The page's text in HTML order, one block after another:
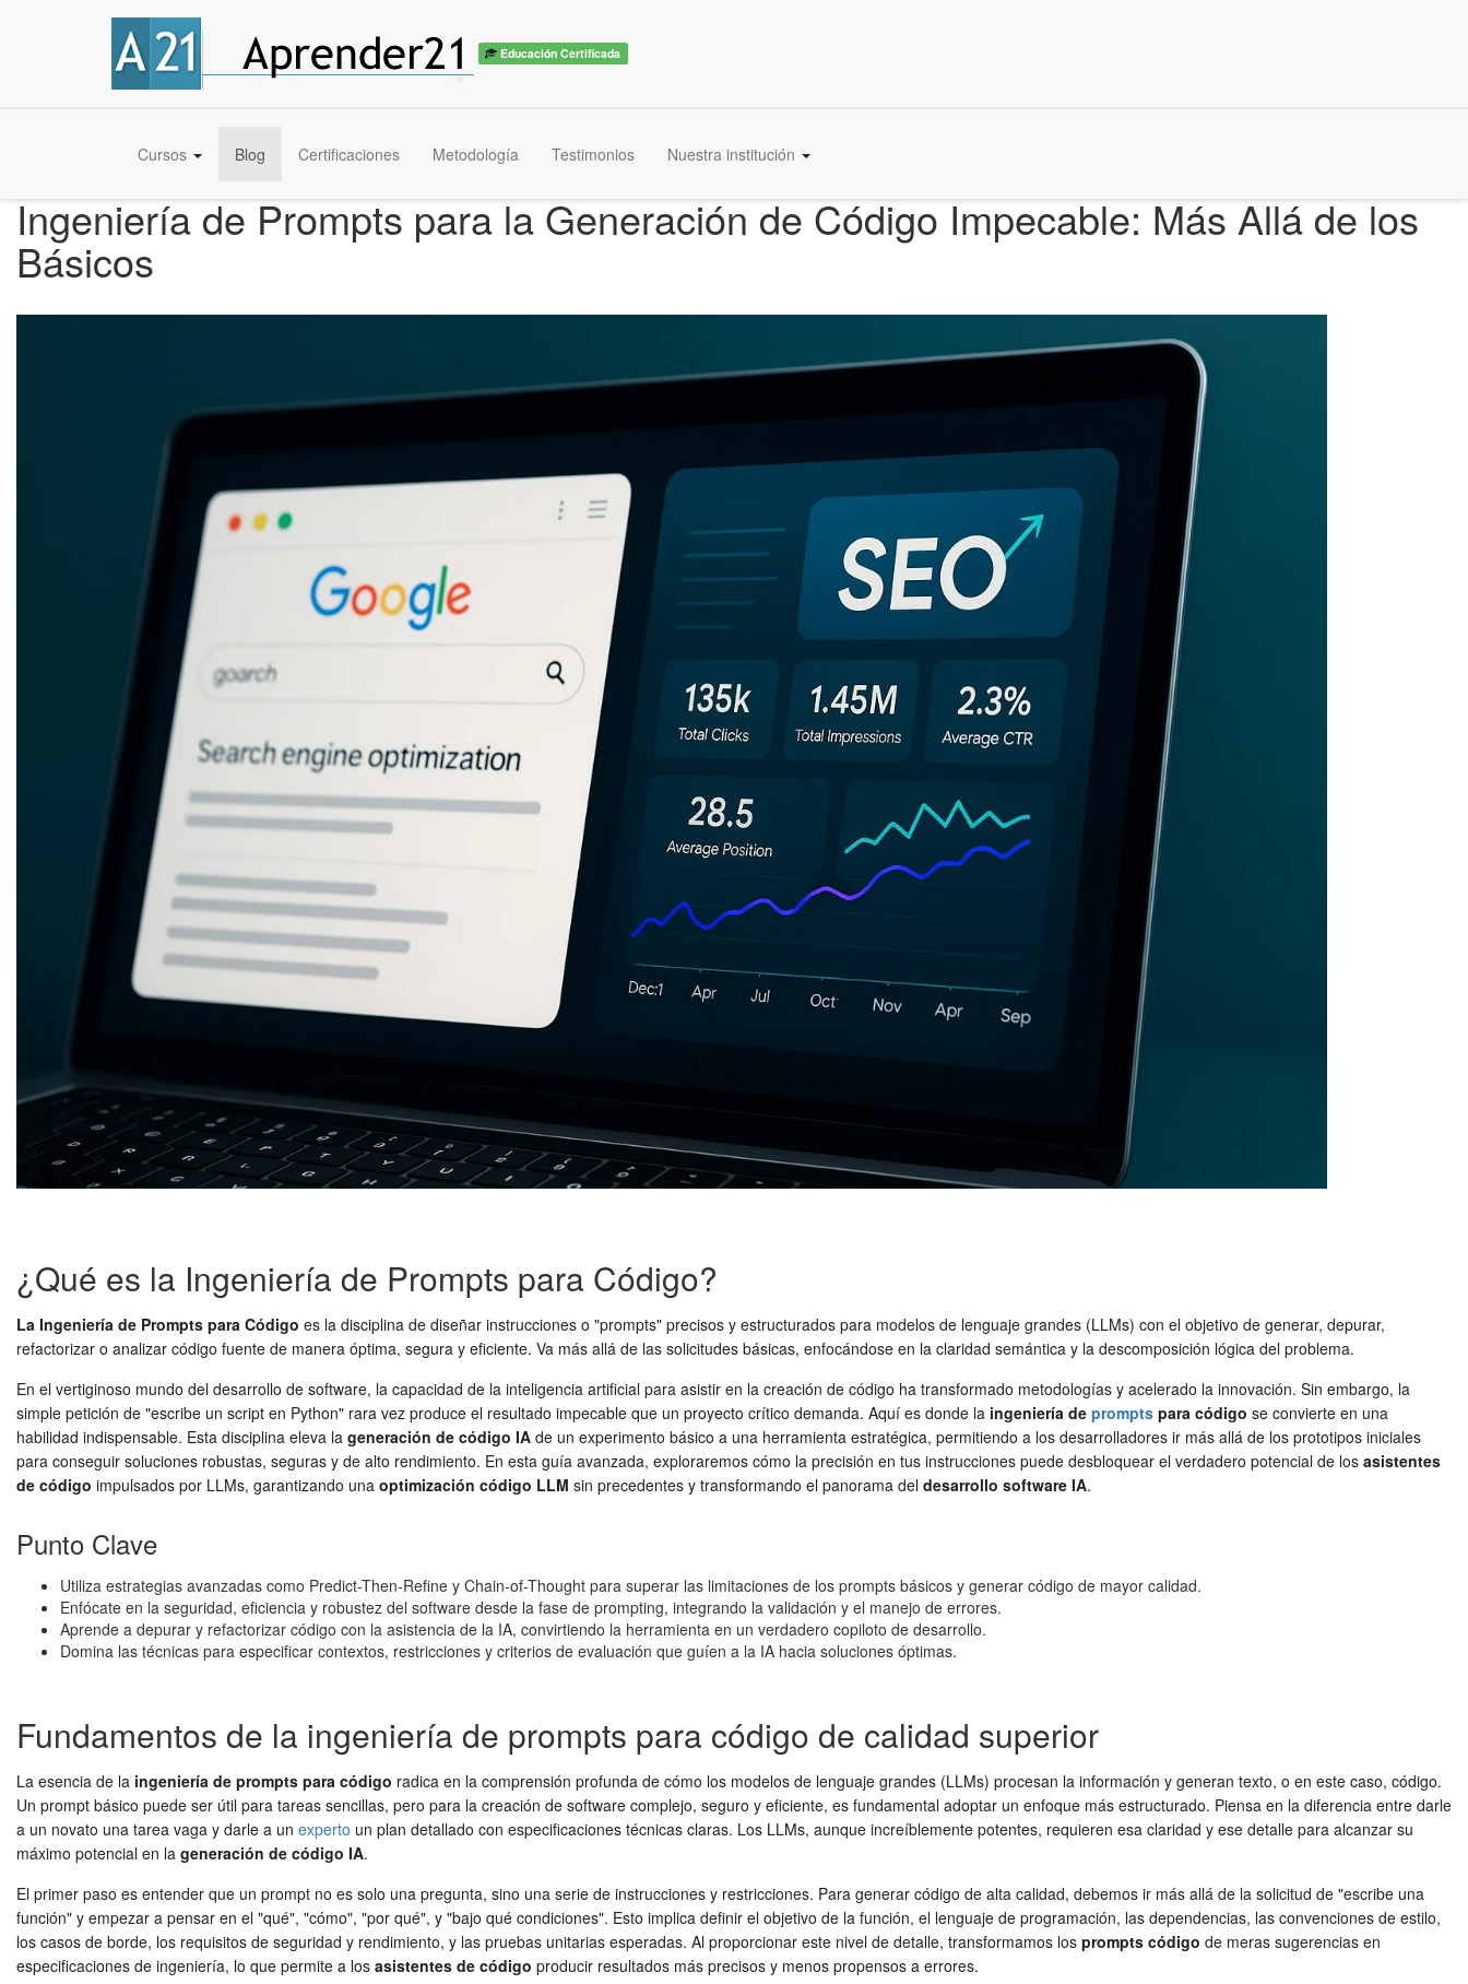
Educación Certificada
Cursos Blog Certificaciones Metodología Testimonios Nuestra institución
Ingeniería de Prompts para la Generación de Código Impecable: Más Allá de los
Básicos
¿Qué es la Ingeniería de Prompts para Código?
La Ingeniería de Prompts para Código es la disciplina de diseñar instrucciones o "prompts" precisos y estructurados para modelos de lenguaje grandes (LLMs) con el objetivo de generar, depurar,
refactorizar o analizar código fuente de manera óptima, segura y eficiente. Va más allá de las solicitudes básicas, enfocándose en la claridad semántica y la descomposición lógica del problema.
En el vertiginoso mundo del desarrollo de software, la capacidad de la inteligencia artificial para asistir en la creación de código ha transformado metodologías y acelerado la innovación. Sin embargo, la
simple petición de "escribe un script en Python" rara vez produce el resultado impecable que un proyecto crítico demanda. Aquí es donde la ingeniería de prompts para código se convierte en una
habilidad indispensable. Esta disciplina eleva la generación de código IA de un experimento básico a una herramienta estratégica, permitiendo a los desarrolladores ir más allá de los prototipos iniciales
para conseguir soluciones robustas, seguras y de alto rendimiento. En esta guía avanzada, exploraremos cómo la precisión en tus instrucciones puede desbloquear el verdadero potencial de los asistentes
de código impulsados por LLMs, garantizando una optimización código LLM sin precedentes y transformando el panorama del desarrollo software IA.
Punto Clave
Utiliza estrategias avanzadas como Predict-Then-Refine y Chain-of-Thought para superar las limitaciones de los prompts básicos y generar código de mayor calidad.
Enfócate en la seguridad, eficiencia y robustez del software desde la fase de prompting, integrando la validación y el manejo de errores.
Aprende a depurar y refactorizar código con la asistencia de la IA, convirtiendo la herramienta en un verdadero copiloto de desarrollo.
Domina las técnicas para especificar contextos, restricciones y criterios de evaluación que guíen a la IA hacia soluciones óptimas.
Fundamentos de la ingeniería de prompts para código de calidad superior
La esencia de la ingeniería de prompts para código radica en la comprensión profunda de cómo los modelos de lenguaje grandes (LLMs) procesan la información y generan texto, o en este caso, código.
Un prompt básico puede ser útil para tareas sencillas, pero para la creación de software complejo, seguro y eficiente, es fundamental adoptar un enfoque más estructurado. Piensa en la diferencia entre darle
a un novato una tarea vaga y darle a un experto un plan detallado con especificaciones técnicas claras. Los LLMs, aunque increíblemente potentes, requieren esa claridad y ese detalle para alcanzar su
máximo potencial en la generación de código IA.
El primer paso es entender que un prompt no es solo una pregunta, sino una serie de instrucciones y restricciones. Para generar código de alta calidad, debemos ir más allá de la solicitud de "escribe una
función" y empezar a pensar en el "qué", "cómo", "por qué", y "bajo qué condiciones". Esto implica definir el objetivo de la función, el lenguaje de programación, las dependencias, las convenciones de estilo,
los casos de borde, los requisitos de seguridad y rendimiento, y las pruebas unitarias esperadas. Al proporcionar este nivel de detalle, transformamos los prompts código de meras sugerencias en
especificaciones de ingeniería, lo que permite a los asistentes de código producir resultados más precisos y menos propensos a errores.